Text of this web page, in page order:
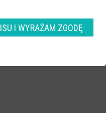
I WYRAŻAM ZGODĘ